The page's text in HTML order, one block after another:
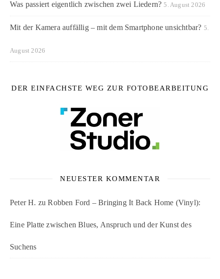
Was passiert eigentlich zwischen zwei Liedern? 5. August 2026
Mit der Kamera auffällig – mit dem Smartphone unsichtbar? 5.
August 2026
DER EINFACHSTE WEG ZUR FOTOBEARBEITUNG
NEUESTER KOMMENTAR
Peter H. zuRobben Ford – Bringing It Back Home (Vinyl):
Eine Platte zwischen Blues, Anspruch und der Kunst des
Suchens